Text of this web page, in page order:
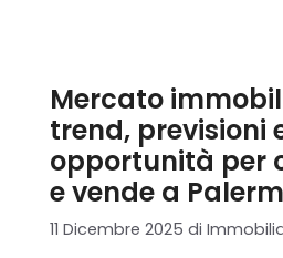
Mercato
trend, previsioni
opportunità per
e vende a
11 Dicembre 2025 di